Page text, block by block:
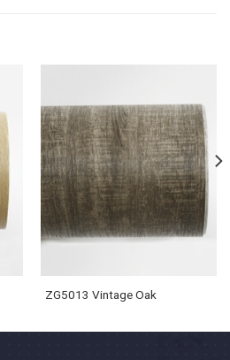
ZG5013 Vintage Oak